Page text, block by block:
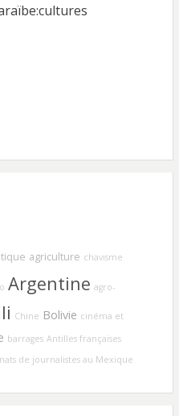
agriculture chavisme
Argentine agro-
Chine Bolivie cinéma et
barrages Antilles françaises
de journalistes au Mexique